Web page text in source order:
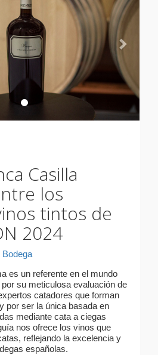
Casilla
los
tintos de
2024
es un referente en el mundo
su meticulosa evaluación de
catadores que forman
por ser la única basada en
mediante cata a ciegas
nos ofrece los vinos que
reflejando la excelencia y
españolas.